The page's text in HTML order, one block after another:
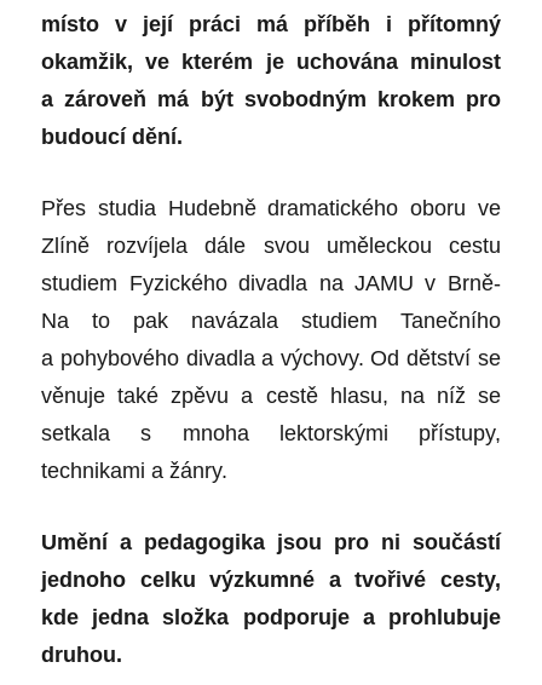
místo v její práci má příběh i přítomný
okamžik, ve kterém je uchována minulost
a zároveň má být svobodným krokem pro
budoucí dění.
Přes studia Hudebně dramatického oboru ve
Zlíně rozvíjela dále svou uměleckou cestu
studiem Fyzického divadla na JAMU v Brně-
Na to pak navázala studiem Tanečního
a pohybového divadla a výchovy. Od dětství se
věnuje také zpěvu a cestě hlasu, na níž se
setkala s mnoha lektorskými přístupy,
technikami a žánry.
Umění a pedagogika jsou pro ni součástí
jednoho celku výzkumné a tvořivé cesty,
kde jedna složka podporuje a prohlubuje
druhou.